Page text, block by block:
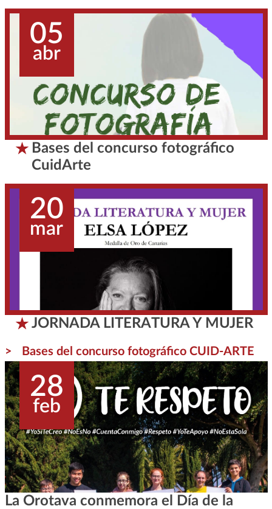
05
abr
Bases del concurso fotográfico
CuidArte
20
mar
JORNADA LITERATURA Y MUJER
Bases del concurso fotográfico CUID-ARTE
28
feb
La Orotava conmemora el Día de la